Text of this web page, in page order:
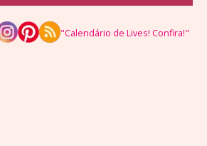
"Calendário de Lives! Confira!"